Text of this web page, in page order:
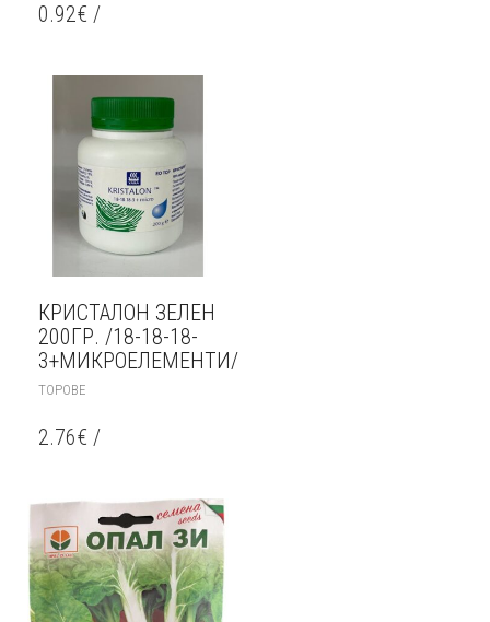
0.92€ /
КРИСТАЛОН ЗЕЛЕН
200ГР. /18-18-18-
3+МИКРОЕЛЕМЕНТИ/
ТОРОВЕ
2.76€ /